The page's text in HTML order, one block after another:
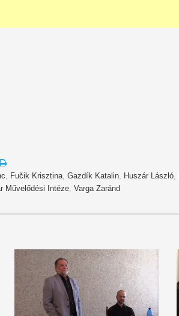
Fučik Krisztina Gazdík Katalin Huszár László
Művelődési Intéze Varga Zaránd